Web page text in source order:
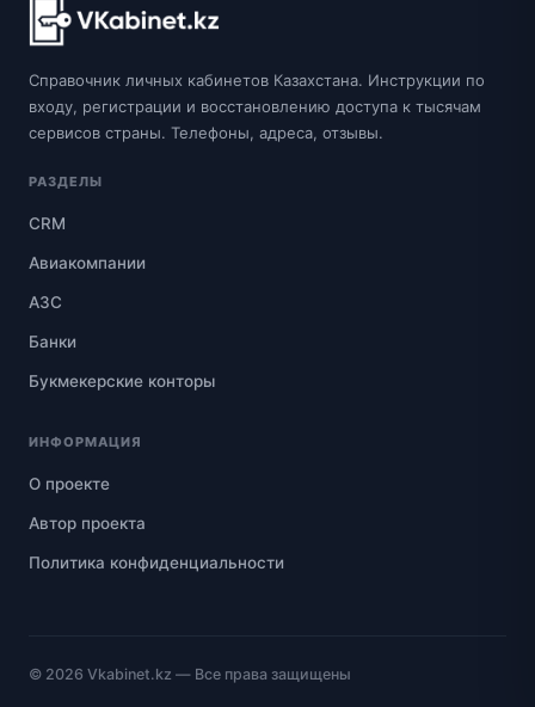
Справочник личных кабинетов Казахстана. Инструкции по
входу, регистрации и восстановлению доступа к тысячам
сервисов страны. Телефоны, адреса, отзывы.
РАЗДЕЛЫ
CRM
Авиакомпании
АЗС
Банки
Букмекерские конторы
ИНФОРМАЦИЯ
О проекте
Автор проекта
Политика конфиденциальности
© 2026 Vkabinet.kz — Все права защищены